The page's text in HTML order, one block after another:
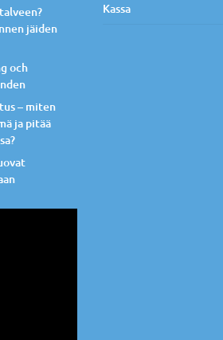
jäiden
och
– miten
ja pitää
Kassa